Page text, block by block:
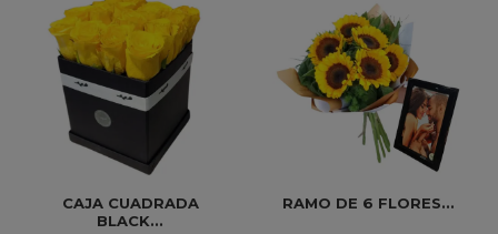
CAJA CUADRADA
BLACK...
RAMO DE 6 FLORES...